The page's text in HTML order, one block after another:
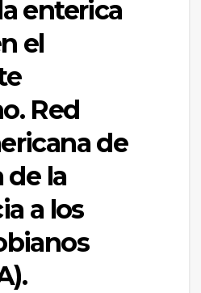
enterica
el
Red
de
de la
a los